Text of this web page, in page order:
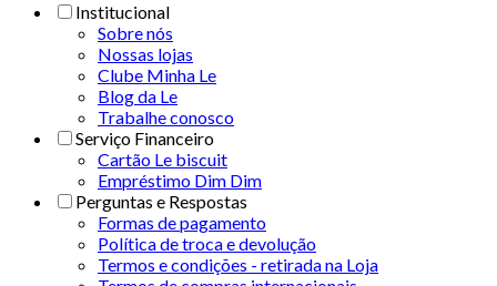
Institucional
Sobre nós
Nossas lojas
Clube Minha Le
Blog da Le
Trabalhe conosco
Serviço Financeiro
Cartão Le biscuit
Empréstimo Dim Dim
Perguntas e Respostas
Formas de pagamento
Política de troca e devolução
Termos e condições - retirada na Loja